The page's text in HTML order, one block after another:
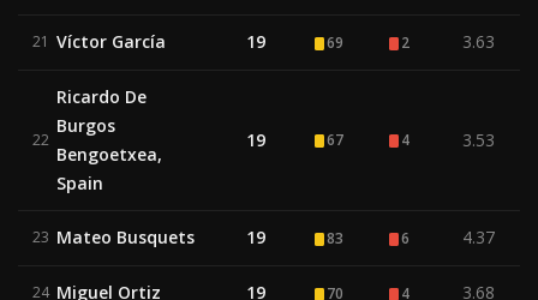
21 Víctor García 19 69 2 3.63
22
Ricardo De
Burgos
Bengoetxea,
Spain
19 67 4 3.53
23 Mateo Busquets 19 83 6 4.37
24 Miguel Ortiz 19 70 4 3.68